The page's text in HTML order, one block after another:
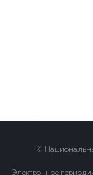
©
Электронное